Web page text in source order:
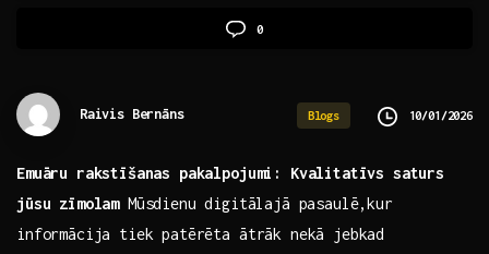
0
Raivis Bernāns Blogs 10/01/2026
Emuāru rakstīšanas pakalpojumi: ‌Kvalitatīvs saturs
‌jūsu zīmolamMūsdienu ⁤digitālajā pasaulē,kur
‌informācija tiek patērēta ātrāk nekā jebkad